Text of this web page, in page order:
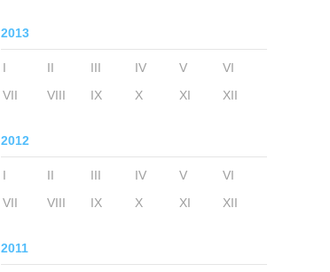
2013
I II III IV V
VI
VII
VIII IX X XI XII
2012
I II III IV V
VI
VII
VIII IX X XI XII
2011